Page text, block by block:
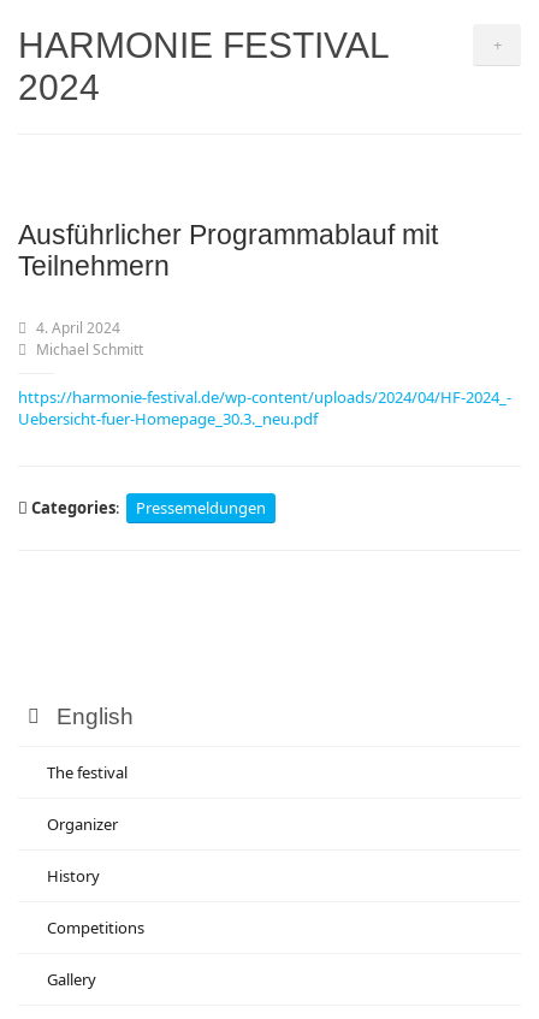
+
HARMONIE FESTIVAL
2024
Ausführlicher Programmablauf mit
Teilnehmern
4. April 2024
Michael Schmitt
https://harmonie-festival.de/wp-content/uploads/2024/04/HF-2024_-
Uebersicht-fuer-Homepage_30.3._neu.pdf
Categories: Pressemeldungen
English
The festival
Organizer
History
Competitions
Gallery